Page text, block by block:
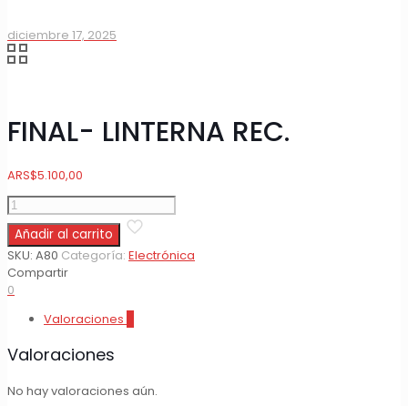
diciembre 17, 2025
FINAL- LINTERNA REC.
ARS$5.100,00
FINAL-
LINTERNA
REC.
cantidad
Añadir al carrito
SKU: A80 Categoría: Electrónica
Compartir
0
Valoraciones
Valoraciones
No hay valoraciones aún.